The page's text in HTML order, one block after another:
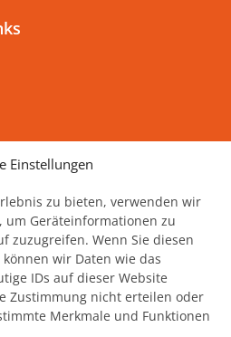
Einstellungen
zu bieten, verwenden wir
um Geräteinformationen zu
zuzugreifen. Wenn Sie diesen
wir Daten wie das
IDs auf dieser Website
Zustimmung nicht erteilen oder
Merkmale und Funktionen
Food Save erfahren?
direkt in Ihrer Mailbox
haben?
abonnieren